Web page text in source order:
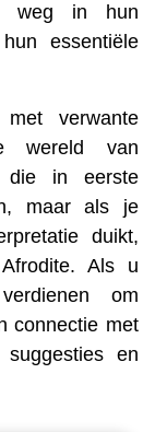
weg in hun
essentiële
verwante
wereld van
die in eerste
maar als je
duikt,
Als u
om
connectie met
en